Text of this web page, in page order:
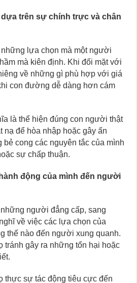
trên sự chính trực và chân
lựa chọn mà một người
mà kiên định. Khi đối mặt với
về những gì phù hợp với giá
con đường dễ dàng hơn cám
là thể hiện đúng con người thật
nạ để hòa nhập hoặc gây ấn
cong các nguyên tắc của mình
sự chấp thuận.
động của mình đến người
người đẳng cấp, sang
về việc các lựa chọn của
thế nào đến người xung quanh.
tránh gây ra những tổn hại hoặc
thực sự tác động tiêu cực đến